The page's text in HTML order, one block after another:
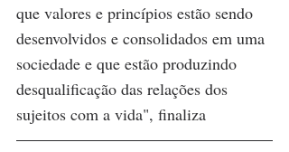
que valores e princípios estão sendo
desenvolvidos e consolidados em uma
sociedade e que estão produzindo
desqualificação das relações dos
sujeitos com a vida", finaliza